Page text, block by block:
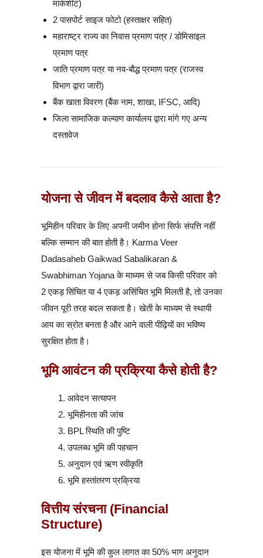
मार्कशीट)
2 पासपोर्ट साइज फोटो (हस्ताक्षर सहित)
महाराष्ट्र राज्य का निवास प्रमाण पत्र / डोमिसाइल
प्रमाण पत्र
जाति प्रमाण पत्र या नव-बौद्ध प्रमाण पत्र (राजस्व
विभाग द्वारा जारी)
बैंक खाता विवरण (बैंक नाम, शाखा, IFSC, आदि)
जिला सामाजिक कल्याण कार्यालय द्वारा मांगे गए अन्य
दस्तावेज
योजना से जीवन में बदलाव कैसे आता है?
भूमिहीन परिवार के लिए अपनी जमीन होना सिर्फ संपत्ति नहीं
बल्कि सम्मान की बात होती है। Karma Veer
Dadasaheb Gaikwad Sabalikaran &
Swabhiman Yojana के माध्यम से जब किसी परिवार को
2 एकड़ सिंचित या 4 एकड़ असिंचित भूमि मिलती है, तो उनका
जीवन पूरी तरह बदल सकता है। खेती के माध्यम से स्थायी
आय का स्रोत बनता है और आने वाली पीढ़ियों का भविष्य
सुरक्षित होता है।
भूमि आवंटन की प्रक्रिया कैसे होती है?
आवेदन सत्यापन
भूमिहीनता की जांच
BPL स्थिति की पुष्टि
उपलब्ध भूमि की पहचान
अनुदान एवं ऋण स्वीकृति
भूमि हस्तांतरण प्रक्रिया
वित्तीय संरचना (Financial
Structure)
इस योजना में भूमि की कुल लागत का 50% भाग अनुदान